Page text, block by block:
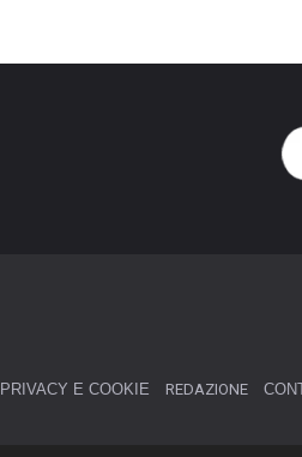
PRIVACY E COOKIE REDAZIONE